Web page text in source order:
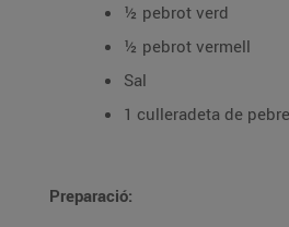
½ pebrot verd
½ pebrot vermell
Sal
1 culleradeta de
Preparació: